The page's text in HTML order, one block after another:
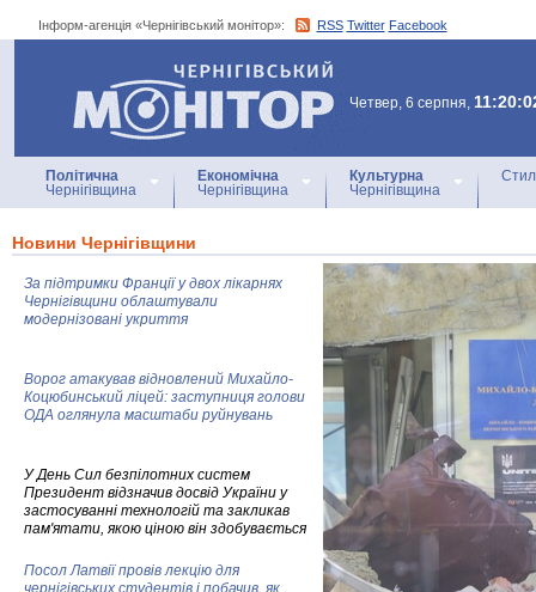
Інформ-агенція «Чернігівський монітор»: RSS Twitter Facebook
Інформ-агенція
«Чернігівський монітор»
Четвер, 6 серпня,
Політична
Чернігівщина
Економічна
Чернігівщина
Культурна
Чернігівщина
Новини Чернігівщини
За підтримки Франції у двох лікарнях
Чернігівщини облаштували
модернізовані укриття
Ворог атакував відновлений Михайло-
Коцюбинський ліцей: заступниця голови
ОДА оглянула масштаби руйнувань
У День Сил безпілотних систем
Президент відзначив досвід України у
застосуванні технологій та закликав
пам'ятати, якою ціною він здобувається
Посол Латвії провів лекцію для
чернігівських студентів і побачив, як